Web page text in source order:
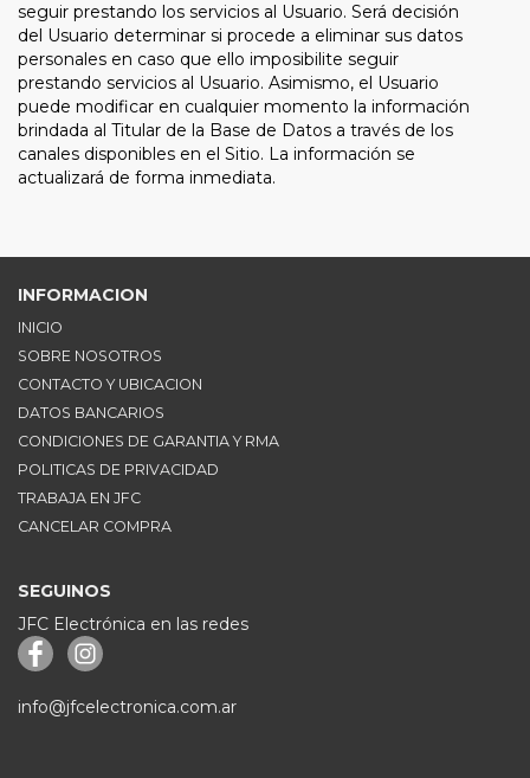
seguir prestando los servicios al Usuario. Será decisión
del Usuario determinar si procede a eliminar sus datos
personales en caso que ello imposibilite seguir
prestando servicios al Usuario. Asimismo, el Usuario
puede modificar en cualquier momento la información
brindada al Titular de la Base de Datos a través de los
canales disponibles en el Sitio. La información se
actualizará de forma inmediata.
INFORMACION
INICIO
SOBRE NOSOTROS
CONTACTO Y UBICACION
DATOS BANCARIOS
CONDICIONES DE GARANTIA Y RMA
POLITICAS DE PRIVACIDAD
TRABAJA EN JFC
CANCELAR COMPRA
SEGUINOS
JFC Electrónica en las redes
info@jfcelectronica.com.ar